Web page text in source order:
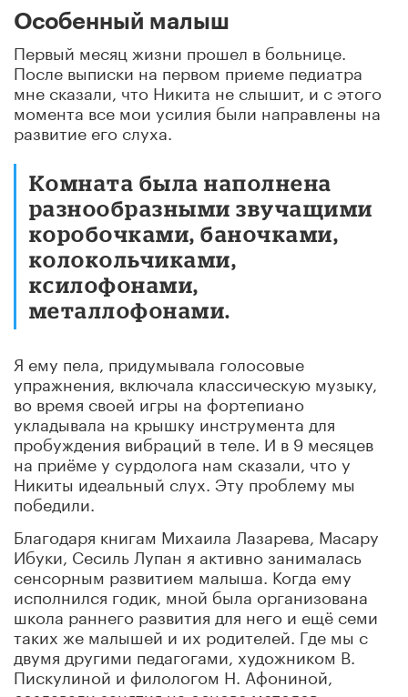
Особенный малыш
Первый месяц жизни прошел в больнице.
После выписки на первом приеме педиатра
мне сказали, что Никита не слышит, и с этого
момента все мои усилия были направлены на
развитие его слуха.
Комната была наполнена
разнообразными звучащими
коробочками, баночками,
колокольчиками,
ксилофонами,
металлофонами.
Я ему пела, придумывала голосовые
упражнения, включала классическую музыку,
во время своей игры на фортепиано
укладывала на крышку инструмента для
пробуждения вибраций в теле. И в 9 месяцев
на приёме у сурдолога нам сказали, что у
Никиты идеальный слух. Эту проблему мы
победили.
Благодаря книгам Михаила Лазарева, Масару
Ибуки, Сесиль Лупан я активно занималась
сенсорным развитием малыша. Когда ему
исполнился годик, мной была организована
школа раннего развития для него и ещё семи
таких же малышей и их родителей. Где мы с
двумя другими педагогами, художником В.
Пискулиной и филологом Н. Афониной,